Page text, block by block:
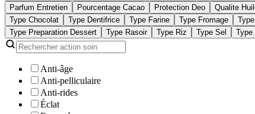
Parfum Entretien
Pourcentage Cacao Protection Deo Qualite
Type Chocolat
Type Dentifrice Type Farine Type Fromage
Type Preparation Dessert
Type Rasoir Type Riz Type Sel Type
Anti-âge
Anti-pelliculaire
Anti-rides
Éclat